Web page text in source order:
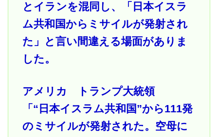
とイランを混同し、「日本イスラ
ム共和国からミサイルが発射され
た」と言い間違える場面がありま
した。
アメリカ トランプ大統領
「“日本イスラム共和国”から111発
のミサイルが発射された。空母に